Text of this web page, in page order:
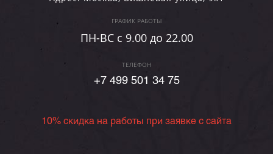
ГРАФИК РАБОТЫ
ПН-ВC c 9.00 до 22.00
ТЕЛЕФОН
+7 499 501 34 75
10% скидка на работы при заявке с сайта